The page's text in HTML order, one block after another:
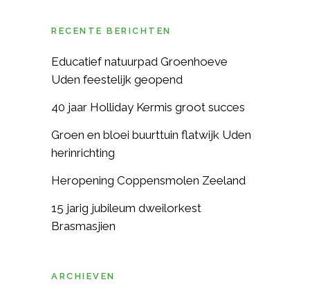
RECENTE BERICHTEN
Educatief natuurpad Groenhoeve
Uden feestelijk geopend
40 jaar Holliday Kermis groot succes
Groen en bloei buurttuin flatwijk Uden
herinrichting
Heropening Coppensmolen Zeeland
15 jarig jubileum dweilorkest
Brasmasjien
ARCHIEVEN